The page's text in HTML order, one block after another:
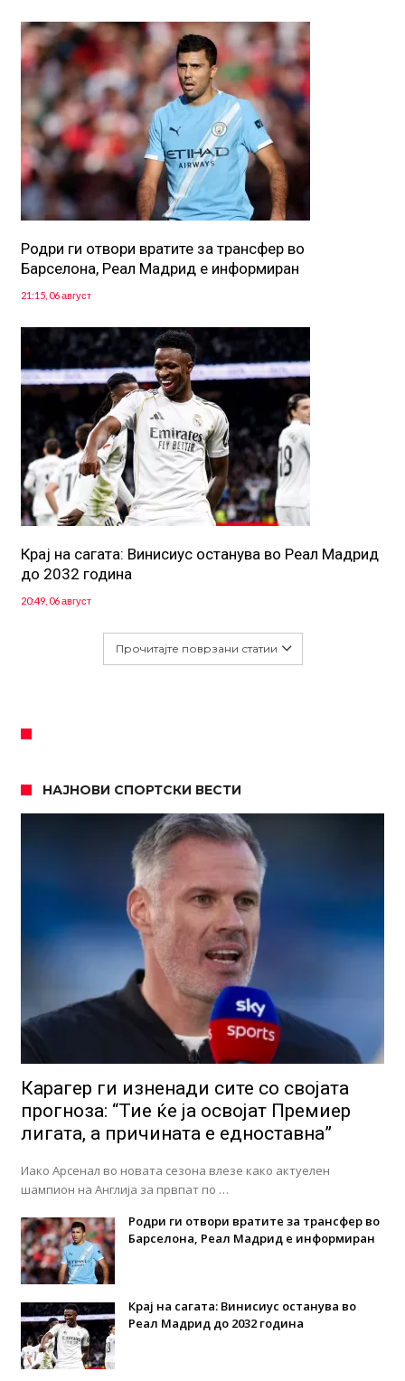
Родри ги отвори вратите за трансфер во
Барселона, Реал Мадрид е информиран
21:15, 06 август
Крај на сагата: Винисиус останува во Реал Мадрид
до 2032 година
20:49, 06 август
Прочитајте поврзани статии
НАЈНОВИ СПОРТСКИ ВЕСТИ
Карагер ги изненади сите со својата
прогноза: “Тие ќе ја освојат Премиер
лигата, а причината е едноставна”
Иако Арсенал во новата сезона влезе како актуелен
шампион на Англија за првпат по …
Родри ги отвори вратите за трансфер во
Барселона, Реал Мадрид е информиран
Крај на сагата: Винисиус останува во
Реал Мадрид до 2032 година